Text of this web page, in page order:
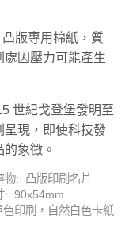
版專用棉紙，質
因壓力可能產生
世紀戈登堡發明至
呈現，即使科技發
象徵。
物: 凸版印刷名片
: 90x54mm
印刷，自然白色卡紙